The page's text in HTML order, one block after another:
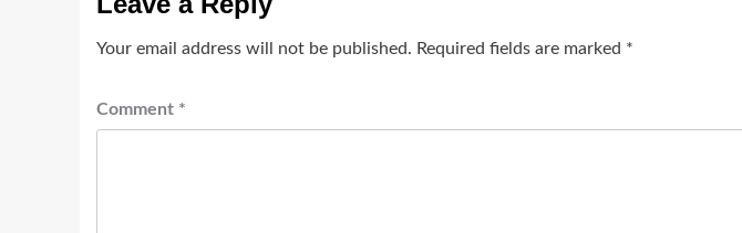
Your email address will not be published. Required fields are marked *
Comment *